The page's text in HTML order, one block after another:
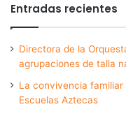
Entradas recientes
Directora de la
agrupaciones de talla
La convivencia
Escuelas Aztecas